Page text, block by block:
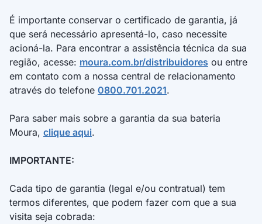
É importante conservar o certificado de garantia, já
que será necessário apresentá-lo, caso necessite
acioná-la. Para encontrar a assistência técnica da sua
região, acesse: moura.com.br/distribuidores ou entre
em contato com a nossa central de relacionamento
através do telefone 0800.701.2021.
Para saber mais sobre a garantia da sua bateria
Moura, clique aqui.
IMPORTANTE:
Cada tipo de garantia (legal e/ou contratual) tem
termos diferentes, que podem fazer com que a sua
visita seja cobrada:
realizem a primeira compra na plataforma
/indiqueamigo do Moura Fácil, utilizando o CPF
fornecido pelo Indicador.
3.2. O benefício é atribuído exclusivamente ao CPF do
Participante (Indicador ou Indicado).
4.1. Para o Indicador receber R$ 100,00 no app Vale
de indicação da plataforma /indiqueamigo do
Moura Fácil.
O novo cliente (Indicado) deve efetuar a primeira